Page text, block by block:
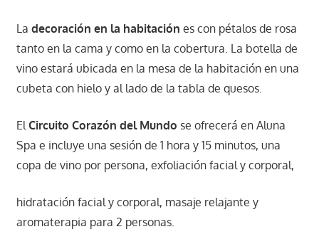
La decoración en la habitación es con pétalos de rosa
tanto en la cama y como en la cobertura. La botella de
vino estará ubicada en la mesa de la habitación en una
cubeta con hielo y al lado de la tabla de quesos.
ElCircuito Corazón del Mundo se ofrecerá en Aluna
Spa e incluye una sesión de 1 hora y 15 minutos, una
copa de vino por persona, exfoliación facial y corporal,
hidratación facial y corporal, masaje relajante y
aromaterapia para 2 personas.